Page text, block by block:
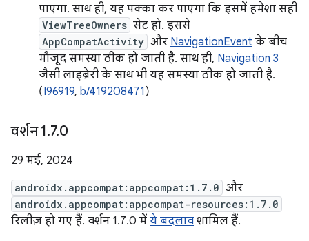
पाएगा. साथ ही, यह पक्का कर पाएगा कि इसमें हमेशा सही
ViewTreeOwners सेट हो. इससे
AppCompatActivity और NavigationEvent के बीच
मौजूद समस्या ठीक हो जाती है. साथ ही, Navigation 3
जैसी लाइब्रेरी के साथ भी यह समस्या ठीक हो जाती है.
(I96919, b/419208471 )
वर्शन 1.7.0
29 मई, 2024
androidx.appcompat:appcompat:1.7.0 और
androidx.appcompat:appcompat-resources:1.7.0
रिलीज़ हो गए हैं. वर्शन 1.7.0 में ये बदलाव शामिल हैं.